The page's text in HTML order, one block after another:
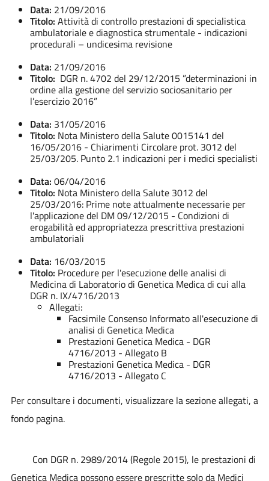
Data: 21/09/2016
Titolo: Attività di controllo prestazioni di specialistica
ambulatoriale e diagnostica strumentale - indicazioni
procedurali – undicesima revisione
Data: 21/09/2016
Titolo: DGR n. 4702 del 29/12/2015 ”determinazioni in
ordine alla gestione del servizio sociosanitario per
l’esercizio 2016”
Data: 31/05/2016
Titolo: Nota Ministero della Salute 0015141 del
16/05/2016 - Chiarimenti Circolare prot. 3012 del
25/03/205. Punto 2.1 indicazioni per i medici specialisti
Data: 06/04/2016
Titolo: Nota Ministero della Salute 3012 del
25/03/2016: Prime note attualmente necessarie per
l'applicazione del DM 09/12/2015 - Condizioni di
erogabilità ed appropriatezza prescrittiva prestazioni
ambulatoriali
Data: 16/03/2015
Titolo: Procedure per l'esecuzione delle analisi di
Medicina di Laboratorio di Genetica Medica di cui alla
DGR n. IX/4716/2013
Allegati:
Facsimile Consenso Informato all'esecuzione di
analisi di Genetica Medica
Prestazioni Genetica Medica - DGR
4716/2013 - Allegato B
Prestazioni Genetica Medica - DGR
4716/2013 - Allegato C
Per consultare i documenti, visualizzare la sezione allegati, a
fondo pagina.
Con DGR n. 2989/2014 (Regole 2015), le prestazioni di
Genetica Medica possono essere prescritte solo da Medici